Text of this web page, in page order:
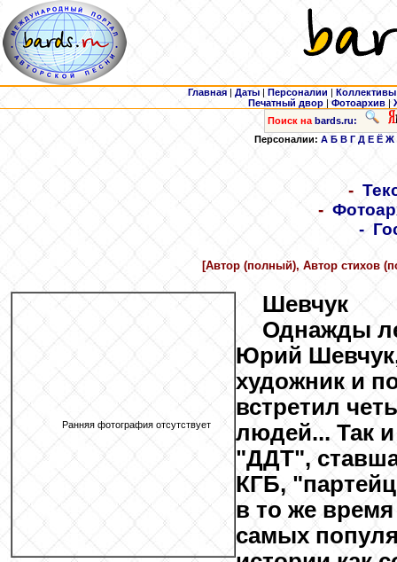
Главная | Даты | Персоналии | Коллективы
Печатный двор |Фотоархив |
Поиск на bards.ru:
Персоналии: А Б В Г Д Е Ё Ж
-
-
-
[Автор (полный), Автор стихов
Ранняя фотография отсутствует
Шевчук
Однажды летом 1980 года Юрий Шевчук, дипломированный художник и поэт-самоучка, встретил четырех молодых людей... Так и началась группа "ДДТ", ставшая кошмаром для КГБ, "партейцев" и иже с ними, но в то же время ставшая одной из самых популярных групп в истории как советского, так и российского рока. По одной из версий название группы, несмотря на свою ядовитость, первоначально было весьма безобидно и расшифровывалось как "Дом детского творчества" — первое пристанище коллектива. Первыми музыкантами группы были Рустам Асанбаев, Геннадий Родин, Владимир Сигачев и Рустам Каримов. В дальнейшем группа не раз меняла состав, места проживания и отношения с "верхами", но ее гражданская позиция всегда оставалась неизменной. Как говорит сам Юрий Шевчук, группа никогда не была политической, но всегда оставалась верна своему гражданскому долгу. До 1982 года группа тихо существовала в Уфе, за неимением средств записи не производились. И так бы оно и продолжалось, если бы однажды весной 1982 года Геннадий Родин не принес вырезку из "Комсомольской правды" с упоминанием о проводившемся конкурсе "Золотой камертон". В течение последующих трех дней в страшной спешке на местной телестудии была подготовлена демонстрационная кассета. По ходу дела группа также записывает свой первый альбом "Свинья на радуге". К великому удивлению самих музыкантов, они получили главный приз на "Золотом камертоне" за песню "Не стреляй!". Это, к сожалению, на их судьбу не оказало никакого влияния. Месяцем позже группа дала первый концерт на публике в Уфимском нефтяном институте, где партийные лидеры остались в шоке от того, что они услышали и увидели. После этого популярность "ДДТ" стала расти прямо пропорционально неприязни, росшей к ним в органах. Альбом группы был объявлен запрещенным, а группа была вынуждена уйти в подполье. Во время участия в конкурсе "Золотой камертон" Шевчук познакомился с другой молодой командой — "Рок-сентябрь", работавшей в том же направлении. Следующий альбом был записан совместно с этой группой в Череповце и назывался "Компромисс". В мае 1983 года в рамках фестиваля "Рок за мир" группа "ДДТ" выступила на главной площадке страны — стадионе "Лужники". Программа транслировалась по ТВ, но выступление группы было вырезано из программы. На следующий год был выпущен их первый "классический" альбом "Периферия". После выпуска альбома группа была заклеймена в прессе как агент Ватикана, как кучка бездельников и так далее. Последствий было несколько: резко возросшая популярность группы в народе вкупе с резко возросшей неприязнью со стороны соответствующих органов. Лишенный возможности работать и просто существовать, Шевчук был вынужден покинуть Уфу. Следующий год он провел в Свердловске, играя в местной группе "Урфин Джюс", а в 1985 году переехал в Москву. В марте того же года Шевчук дал свой первый концерт в Ленинграде. В тяжелейших условиях, на частной квартире вместе с Сергеем Рыженко был записан акустический альбом "Москва. Жара". В том же году те же плюс Сигачев, Сергей Летов, Нияз Абдюшев и Сергей Рудой записали еще один альбом — "Время". Осенью 1985 года после серии прослушиваний Шевчук собрал новый костяк "ДДТ". В состав обновленной группы вошли Андрей Васильев (гитара, вокал), Вадим Курылев (бас, флейта, вокал) и Игорь Доценко (ударные). В апреле 1987 года к ним присоединился гитарист и скрипач Никита Зайцев. Весной того же года группа представила новую программу на V Ленинградском рок-фестивале, которая сделала "ДДТ" популярной. Позднее группа обрела клавишника "Зоопарка" Андрея Муратова и в этом составе приняла участие в рок-фестивалях в ряде подмосковных городов. В сентябре 1988 в группу пришел саксофонист Михаил Чернов, знаменитость общесоюзного масштаба, игравший с самыми разными группами и на самых разных площадках страны, от домов культуры до концертных залов. А летом 1988 года группа выступила на VI Ленинградском рок-фестивале и поехала в свой первый концертный тур по стране. Позднее на "Мелодии" была записана первая официально одобренная программа "Я получил эту роль", а песня, давшая название альбому, на долгое время стала гимном советского рок-движения. Здесь нужно сказать, что пластинка, выпущенная фирмой "Мелодия", разошлась тиражом около полутора миллионов